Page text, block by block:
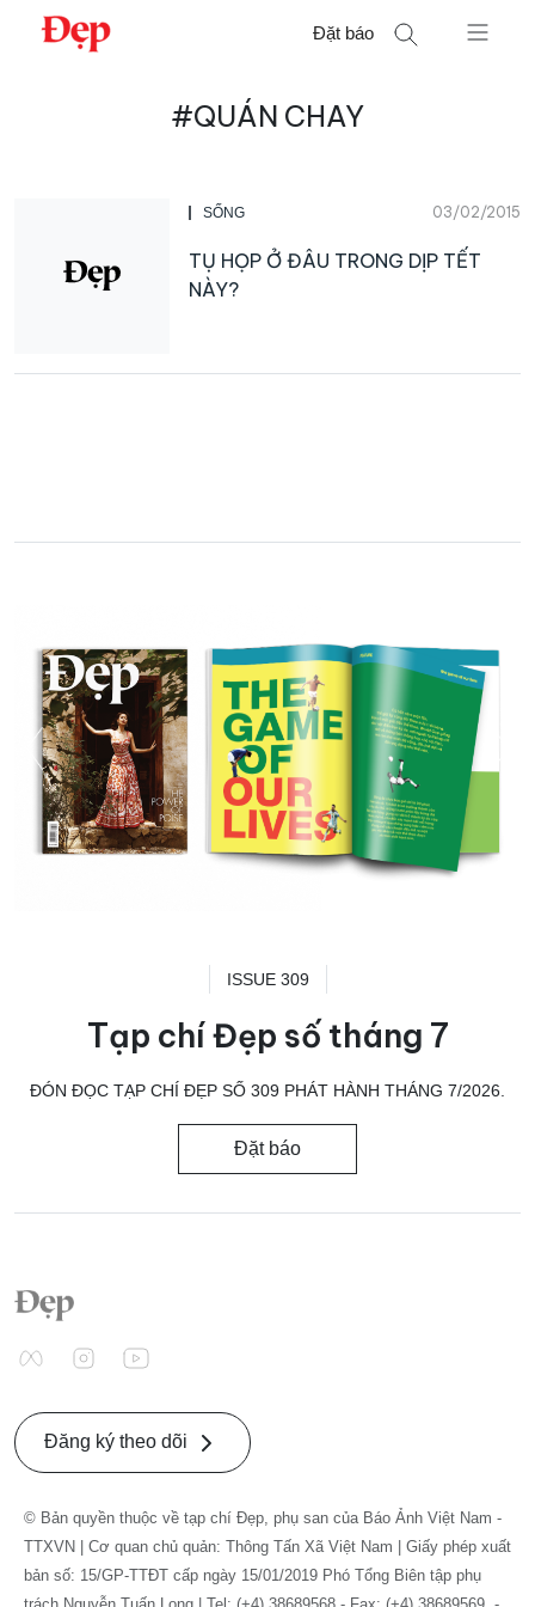
Chuyển
Đặt báo
#QUÁN CHAY
SỐNG 03/02/2015
TỤ HỌP Ở ĐÂU TRONG DỊP TẾT
NÀY?
ISSUE 309
Tạp chí Đẹp số tháng 7
ĐÓN ĐỌC TẠP CHÍ ĐẸP SỐ 309 PHÁT HÀNH THÁNG 7/2026.
Đặt báo
Đăng ký theo dõi
© Bản quyền thuộc về tạp chí Đẹp, phụ san của Báo Ảnh Việt Nam -
TTXVN | Cơ quan chủ quản: Thông Tấn Xã Việt Nam | Giấy phép xuất
bản số: 15/GP-TTĐT cấp ngày 15/01/2019 Phó Tổng Biên tập phụ